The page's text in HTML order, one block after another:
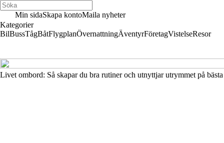
Min sidaSkapa kontoMaila nyheter
Kategorier
BilBussTågBåtFlygplanÖvernattningÄventyrFöretagVistelseResor
Livet ombord: Så skapar du bra rutiner och utnyttjar utrymmet på bästa